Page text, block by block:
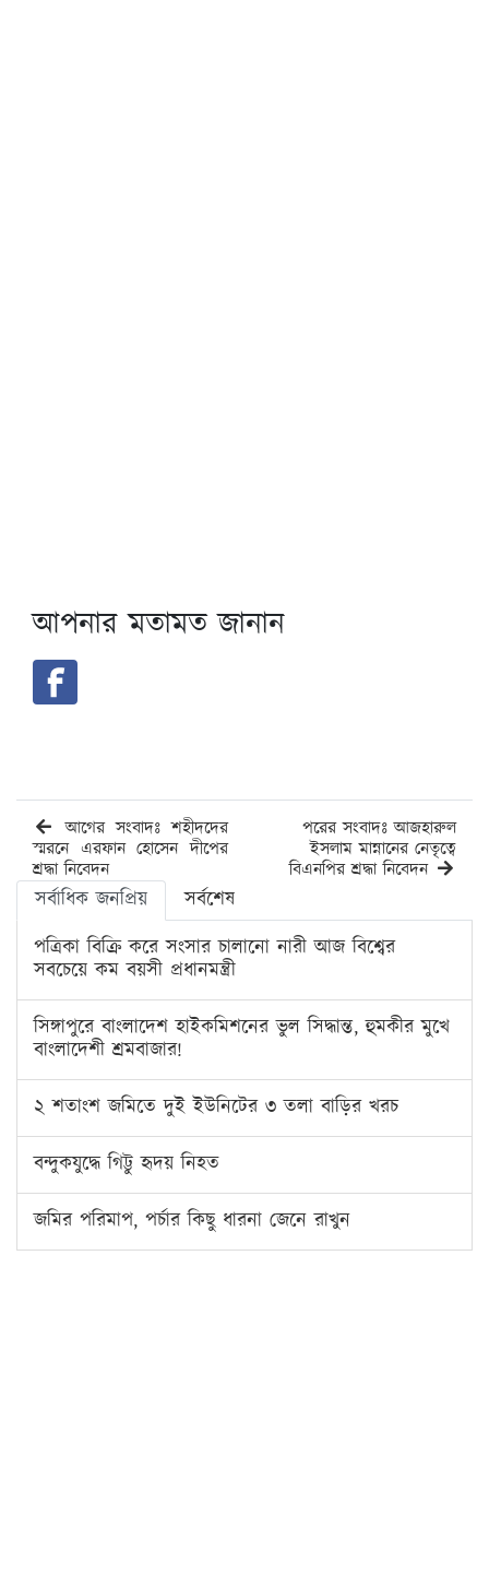
আপনার মতামত জানান
আগের সংবাদঃ শহীদদের
স্মরনে এরফান হোসেন দীপের
শ্রদ্ধা নিবেদন
পরের সংবাদঃ আজহারুল
ইসলাম মান্নানের নেতৃত্বে
বিএনপির শ্রদ্ধা নিবেদন
সর্বাধিক জনপ্রিয়
সর্বশেষ
পত্রিকা বিক্রি করে সংসার চালানো নারী আজ বিশ্বের
সবচেয়ে কম বয়সী প্রধানমন্ত্রী
সিঙ্গাপুরে বাংলাদেশ হাইকমিশনের ভুল সিদ্ধান্ত, হুমকীর মুখে
বাংলাদেশী শ্রমবাজার!
২ শতাংশ জমিতে দুই ইউনিটের ৩ তলা বাড়ির খরচ
বন্দুকযুদ্ধে গিট্টু হৃদয় নিহত
জমির পরিমাপ, পর্চার কিছু ধারনা জেনে রাখুন